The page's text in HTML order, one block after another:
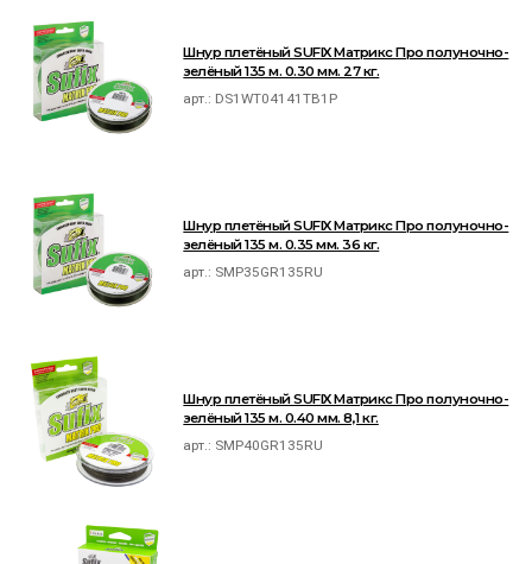
Шнур плетёный SUFIX Матрикс Про полуночно-
зелёный 135 м. 0.30 мм. 27 кг.
арт.: DS1WT04141TB1P
Шнур плетёный SUFIX Матрикс Про полуночно-
зелёный 135 м. 0.35 мм. 36 кг.
арт.: SMP35GR135RU
Шнур плетёный SUFIX Матрикс Про полуночно-
зелёный 135 м. 0.40 мм. 8,1 кг.
арт.: SMP40GR135RU